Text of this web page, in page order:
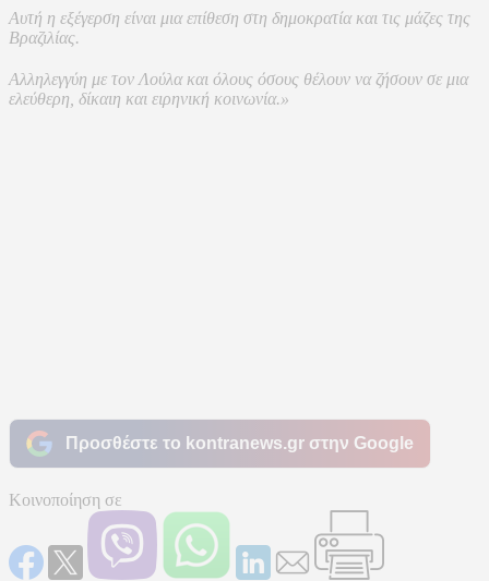
Αυτή η εξέγερση είναι μια επίθεση στη δημοκρατία και τις μάζες της
Βραζιλίας.
Αλληλεγγύη με τον Λούλα και όλους όσους θέλουν να ζήσουν σε μια
ελεύθερη, δίκαιη και ειρηνική κοινωνία.»
Προσθέστε το kontranews.gr στην Google
Κοινοποίηση σε